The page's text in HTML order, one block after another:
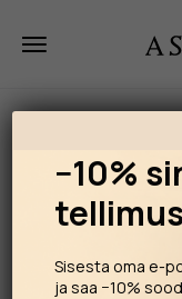
−10%
Sisesta oma e-
ja saa −10%